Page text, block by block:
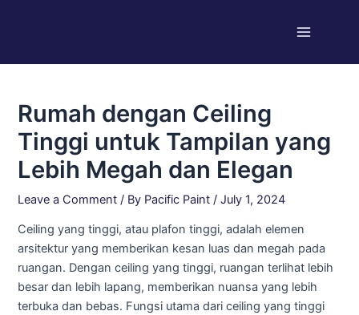
Rumah dengan Ceiling
Tinggi untuk Tampilan yang
Lebih Megah dan Elegan
Leave a Comment / By Pacific Paint/July 1, 2024
Ceiling yang tinggi, atau plafon tinggi, adalah elemen
arsitektur yang memberikan kesan luas dan megah pada
ruangan. Dengan ceiling yang tinggi, ruangan terlihat lebih
besar dan lebih lapang, memberikan nuansa yang lebih
terbuka dan bebas. Fungsi utama dari ceiling yang tinggi